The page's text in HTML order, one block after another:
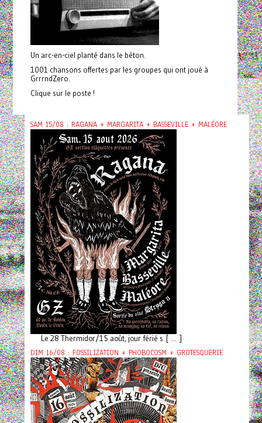
Un arc-en-ciel planté dans le béton.
1001 chansons offertes par les groupes qui ont joué à
GrrrndZero.
Clique sur le poste !
SAM 15/08 : RAGANA + MARGARITA + BASSEVILLE + MALÉORE
Le 28 Thermidor/15 août, jour férié s [ ... ]
DIM 16/08 : FOSSILIZATION + PHOBOCOSM + GROTESQUERIE